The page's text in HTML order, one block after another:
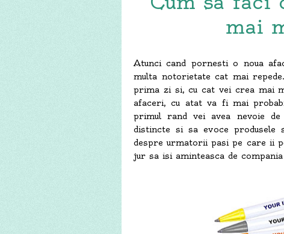
mai
Atunci cand pornesti o noua
multa notorietate cat mai
prima zi si, cu cat vei crea mai
afaceri, cu atat va fi mai
primul rand vei avea nevoie
distincte si sa evoce
despre urmatorii pasi pe care ii
jur sa isi aminteasca de